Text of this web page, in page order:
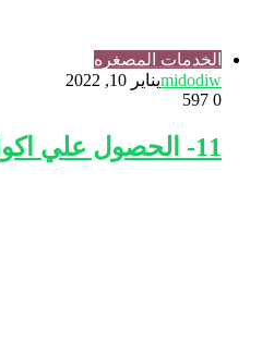
الخدمات المصغره
midodiwيناير 10, 2022
0
11- الحصول علي اكواد تخفيض في كل الشركات والمواقع